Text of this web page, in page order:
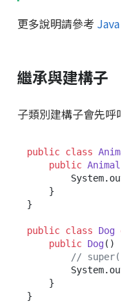
更多說明請參考
繼承與建構子
子類別建構子會先呼
public class
public Animal
}
public class Dog
public Dog()
// super()
}